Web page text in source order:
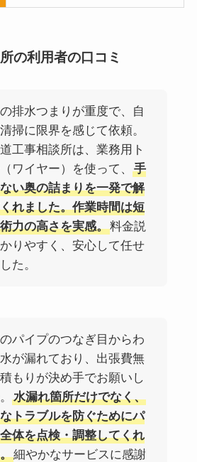
の利用者の口コミ
排水つまりが重度で、自
掃に限界を感じて依頼。
工事相談所は、業務用ト
ワイヤー）を使って、
手
い奥の詰まりを一発で解
れました。作業時間は短
力の高さを実感。料金説
りやすく、安心して任せ
た。
パイプのつなぎ目からわ
が漏れており、出張費無
もりが決め手でお願いし
水漏れ箇所だけでなく、
トラブルを防ぐためにパ
体を点検・調整してくれ
細やかなサービスに感謝